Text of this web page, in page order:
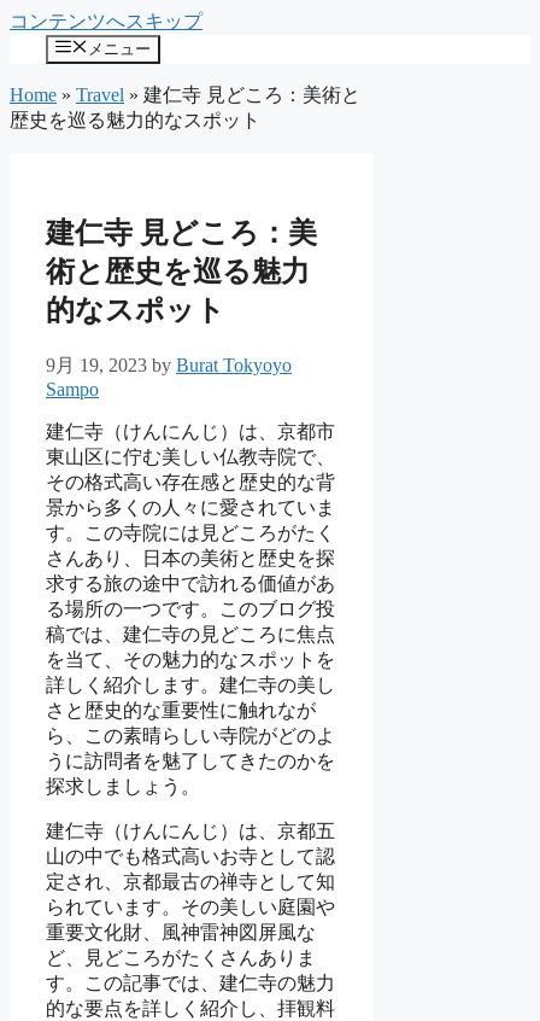
コンテンツへスキップ
メニュー
Home » Travel » 建仁寺 見どころ：美術と
歴史を巡る魅力的なスポット
建仁寺 見どころ：美
術と歴史を巡る魅力
的なスポット
9月 19, 2023 by Burat Tokyoyo
Sampo
建仁寺（けんにんじ）は、京都市
東山区に佇む美しい仏教寺院で、
その格式高い存在感と歴史的な背
景から多くの人々に愛されていま
す。この寺院には見どころがたく
さんあり、日本の美術と歴史を探
求する旅の途中で訪れる価値があ
る場所の一つです。このブログ投
稿では、建仁寺の見どころに焦点
を当て、その魅力的なスポットを
詳しく紹介します。建仁寺の美し
さと歴史的な重要性に触れなが
ら、この素晴らしい寺院がどのよ
うに訪問者を魅了してきたのかを
探求しましょう。
建仁寺（けんにんじ）は、京都五
山の中でも格式高いお寺として認
定され、京都最古の禅寺として知
られています。その美しい庭園や
重要文化財、風神雷神図屏風な
ど、見どころがたくさんありま
す。この記事では、建仁寺の魅力
的な要点を詳しく紹介し、拝観料